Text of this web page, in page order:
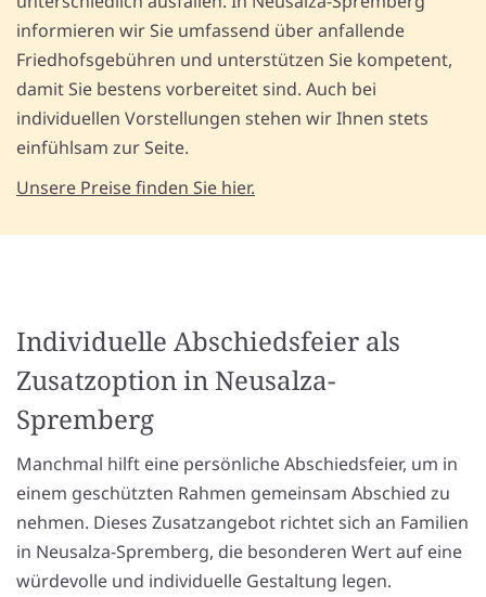
informieren wir Sie umfassend über anfallende
Friedhofsgebühren und unterstützen Sie kompetent,
damit Sie bestens vorbereitet sind. Auch bei
individuellen Vorstellungen stehen wir Ihnen stets
einfühlsam zur Seite.
Unsere Preise finden Sie hier.
Individuelle Abschiedsfeier als
Zusatzoption in Neusalza-
Spremberg
Manchmal hilft eine persönliche Abschiedsfeier, um in
einem geschützten Rahmen gemeinsam Abschied zu
nehmen. Dieses Zusatzangebot richtet sich an Familien
in Neusalza-Spremberg, die besonderen Wert auf eine
würdevolle und individuelle Gestaltung legen.